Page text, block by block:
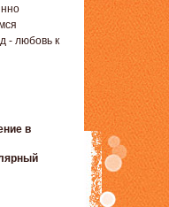
- любовь к
в